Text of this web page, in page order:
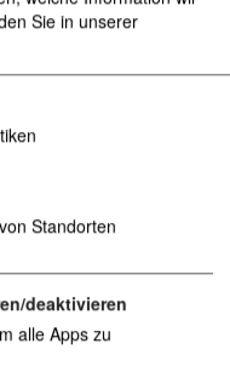
Sie in unserer
Standorten
deaktivieren
alle Apps zu